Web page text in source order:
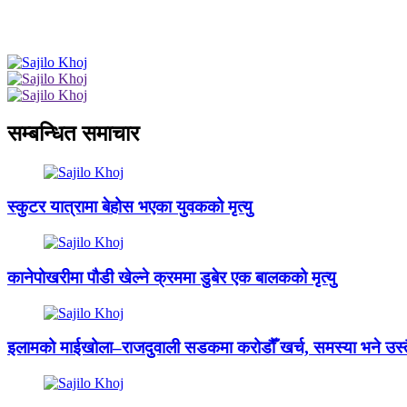
सम्बन्धित समाचार
स्कुटर यात्रामा बेहोस भएका युवकको मृत्यु
कानेपोखरीमा पौडी खेल्ने क्रममा डुबेर एक बालकको मृत्यु
इलामको माईखोला–राजदुवाली सडकमा करोडौँ खर्च, समस्या भने